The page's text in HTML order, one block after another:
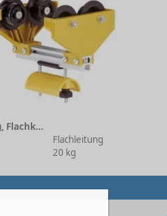
Leitungswagen 4-rollig, Flachkabel TB 206 mm
Flachleitung
20 kg